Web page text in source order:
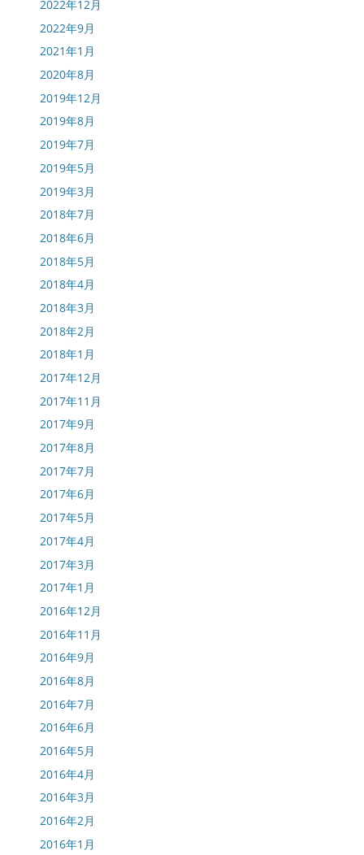
2022年12月
2022年9月
2021年1月
2020年8月
2019年12月
2019年8月
2019年7月
2019年5月
2019年3月
2018年7月
2018年6月
2018年5月
2018年4月
2018年3月
2018年2月
2018年1月
2017年12月
2017年11月
2017年9月
2017年8月
2017年7月
2017年6月
2017年5月
2017年4月
2017年3月
2017年1月
2016年12月
2016年11月
2016年9月
2016年8月
2016年7月
2016年6月
2016年5月
2016年4月
2016年3月
2016年2月
2016年1月